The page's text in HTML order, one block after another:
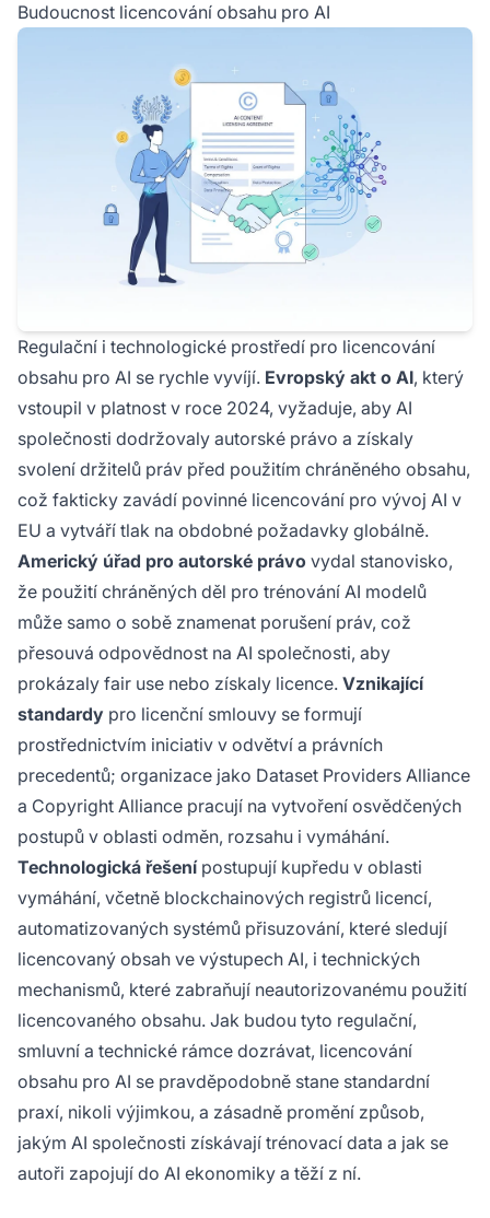
Budoucnost licencování obsahu pro AI
Regulační i technologické prostředí pro licencování
obsahu pro AI se rychle vyvíjí. Evropský akt o AI, který
vstoupil v platnost v roce 2024, vyžaduje, aby AI
společnosti dodržovaly autorské právo a získaly
svolení držitelů práv před použitím chráněného obsahu,
což fakticky zavádí povinné licencování pro vývoj AI v
EU a vytváří tlak na obdobné požadavky globálně.
Americký úřad pro autorské právo vydal stanovisko,
že použití chráněných děl pro trénování AI modelů
může samo o sobě znamenat porušení práv, což
přesouvá odpovědnost na AI společnosti, aby
prokázaly fair use nebo získaly licence. Vznikající
standardy pro licenční smlouvy se formují
prostřednictvím iniciativ v odvětví a právních
precedentů; organizace jako Dataset Providers Alliance
a Copyright Alliance pracují na vytvoření osvědčených
postupů v oblasti odměn, rozsahu i vymáhání.
Technologická řešenípostupují kupředu v oblasti
vymáhání, včetně blockchainových registrů licencí,
automatizovaných systémů přisuzování, které sledují
licencovaný obsah ve výstupech AI, i technických
mechanismů, které zabraňují neautorizovanému použití
licencovaného obsahu. Jak budou tyto regulační,
smluvní a technické rámce dozrávat, licencování
obsahu pro AI se pravděpodobně stane standardní
praxí, nikoli výjimkou, a zásadně promění způsob,
jakým AI společnosti získávají trénovací data a jak se
autoři zapojují do AI ekonomiky a těží z ní.